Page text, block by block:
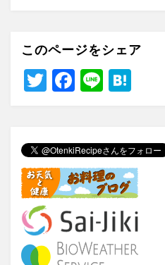
このページをシェア
T
er
F
e
b
o
o
k
Li
n
a